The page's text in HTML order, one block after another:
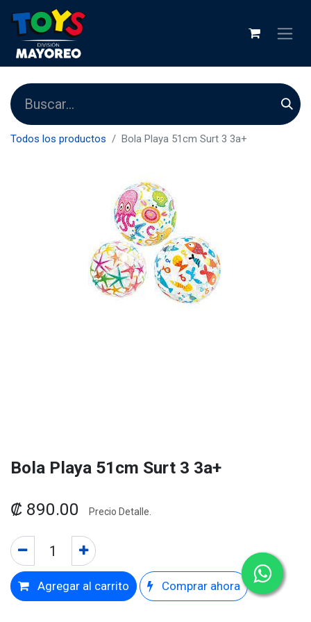
Todos los productos Bola Playa 51cm Surt 3 3a+
Bola Playa 51cm Surt 3 3a+
₡ 890.00 Precio Detalle.
Agregar al carrito Comprar ahora